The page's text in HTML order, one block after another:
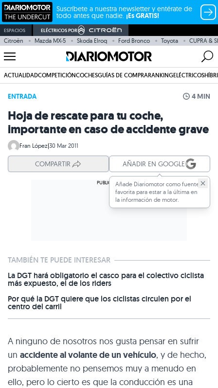
Suscríbete a nuestra newsletter y entérate de
todo antes que nadie. ¡Es GRATIS!
ESPACIOS ELÉCTRICOS POR
Citroën Mazda MX-5 Skoda Elroq Ford Bronco Toyota CUPRA &
ACTUALIDADCOMPETICIÓNCOCHESGUÍAS DE COMPRARANKINGELÉCTRICOS
ENTRADA 4 MIN
Hoja de rescate para tu coche,
importante en caso de accidente grave
Fran López|30 Mar 2011
COMPARTIR AÑADIR EN GOOGLE
Añade Diariomotor como fuente
favorita para estar a la última en
la información de motor.
TAMBIÉN TE PUEDE INTERESAR
La DGT hará obligatorio el casco para el colectivo ciclista
más expuesto, el de los riders
Por qué la DGT quiere que los ciclistas circulen por el
centro del carril
A ninguno de nosotros nos gusta pensar en sufrir
un accidente al volante de un vehículo, y de hecho,
probablemente no pensemos muy a menudo en
ello, pero lo cierto es que la conducción es una